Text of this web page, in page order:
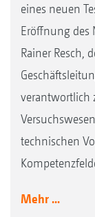
eines neuen
Eröffnung des
Rainer Resch,
verantwortlich
technischen
Mehr ...